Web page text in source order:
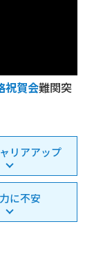
祝賀会難関突
リアアップ
に不安